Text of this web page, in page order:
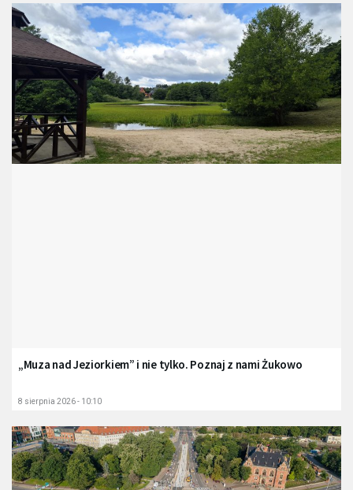
„Muza nad Jeziorkiem” i nie tylko. Poznaj z nami Żukowo
8 sierpnia 2026 - 10:10